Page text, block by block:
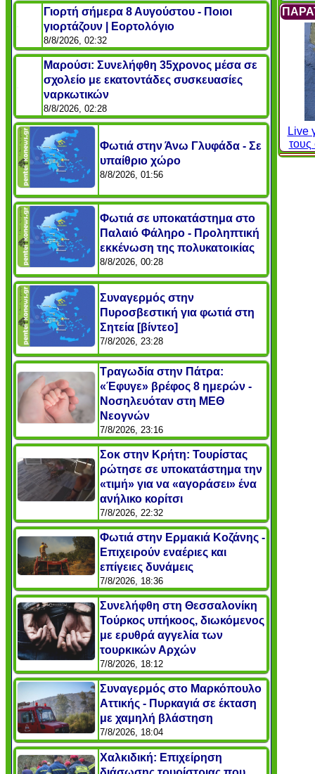
Γιορτή σήμερα 8 Αυγούστου - Ποιοι
γιορτάζουν | Εορτολόγιο
8/8/2026, 02:32
Μαρούσι: Συνελήφθη 35χρονος μέσα σε
σχολείο με εκατοντάδες συσκευασίες
ναρκωτικών
8/8/2026, 02:28
Φωτιά στην Άνω Γλυφάδα - Σε
υπαίθριο χώρο
8/8/2026, 01:56
Φωτιά σε υποκατάστημα στο
Παλαιό Φάληρο - Προληπτική
εκκένωση της πολυκατοικίας
8/8/2026, 00:28
Συναγερμός στην
Πυροσβεστική για φωτιά στη
Σητεία [βίντεο]
7/8/2026, 23:28
Τραγωδία στην Πάτρα:
«Έφυγε» βρέφος 8 ημερών -
Νοσηλευόταν στη ΜΕΘ
Νεογνών
7/8/2026, 23:16
Σοκ στην Κρήτη: Τουρίστας
ρώτησε σε υποκατάστημα την
«τιμή» για να «αγοράσει» ένα
ανήλικο κορίτσι
7/8/2026, 22:32
Φωτιά στην Ερμακιά Κοζάνης -
Επιχειρούν εναέριες και
επίγειες δυνάμεις
7/8/2026, 18:36
Συνελήφθη στη Θεσσαλονίκη
Τούρκος υπήκοος, διωκόμενος
με ερυθρά αγγελία των
τουρκικών Αρχών
7/8/2026, 18:12
Συναγερμός στο Μαρκόπουλο
Αττικής - Πυρκαγιά σε έκταση
με χαμηλή βλάστηση
7/8/2026, 18:04
Χαλκιδική: Επιχείρηση
Live
τους